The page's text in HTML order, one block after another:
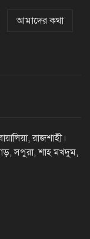
গড়াই সরকারের মূল
আমাদের কথা
রাজশাহী।
সপুরা, শাহ মখদুম,